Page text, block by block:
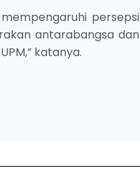
persepsi
antarabangsa dan
katanya.